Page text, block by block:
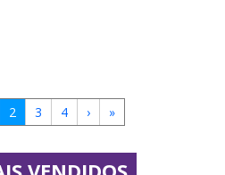
2 3 4 › »